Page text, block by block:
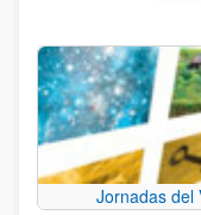
Jornadas del